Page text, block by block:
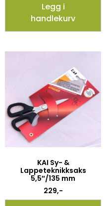
Legg i
handlekurv
KAI Sy- &
Lappeteknikksaks
5,5″/135 mm
229,-